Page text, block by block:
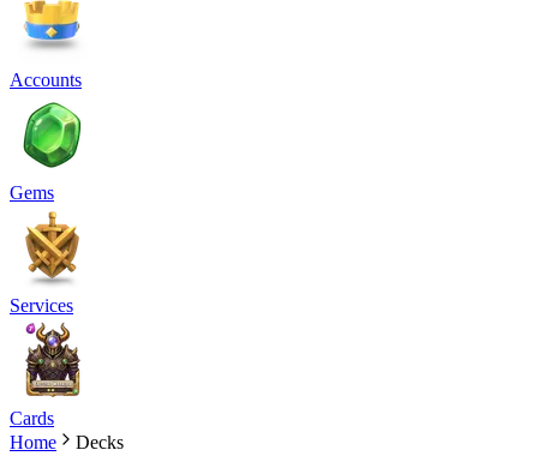
Accounts
Gems
Services
Cards
Home
Decks